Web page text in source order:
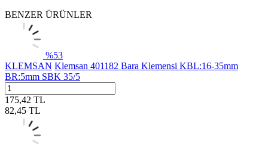
BENZER ÜRÜNLER
%53
KLEMSAN Klemsan 401182 Bara Klemensi KBL:16-35mm
BR:5mm SBK 35/5
175,42 TL
82,45 TL